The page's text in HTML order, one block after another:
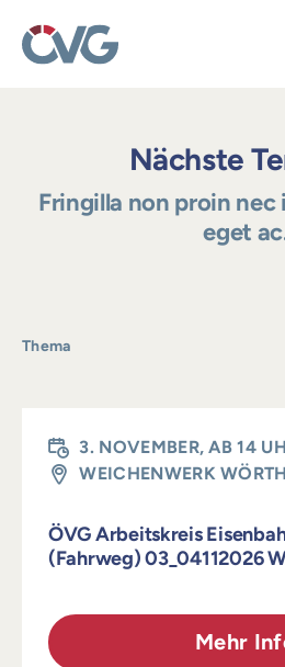
content
Nächste
Fringilla non proin nec
eget
Thema
3. NOVEMBER, AB 14
WEICHENWERK WÖRTH
ÖVG Arbeitskreis
(Fahrweg) 03_04112026
Mehr